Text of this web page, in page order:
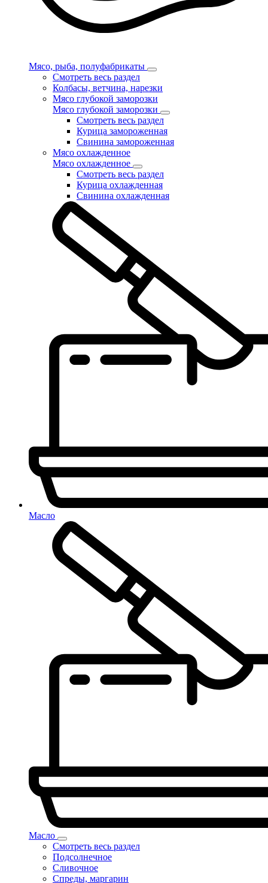
Мясо, рыба, полуфабрикаты
Смотреть весь раздел
Колбасы, ветчина, нарезки
Мясо глубокой заморозки
Мясо глубокой заморозки
Смотреть весь раздел
Курица замороженная
Свинина замороженная
Мясо охлажденное
Мясо охлажденное
Смотреть весь раздел
Курица охлажденная
Свинина охлажденная
Масло
Масло
Смотреть весь раздел
Подсолнечное
Сливочное
Спреды, маргарин